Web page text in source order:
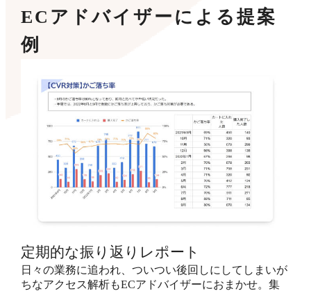
ECアドバイザーによる提案
例
定期的な振り返りレポート
日々の業務に追われ、ついつい後回しにしてしまいが
ちなアクセス解析もECアドバイザーにおまかせ。集